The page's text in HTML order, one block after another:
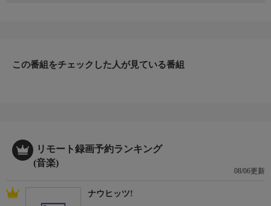
番組内容
の特等席でお楽しみいただきたい。
この番組をチェックした人が見ている番組
リモート録画予約ランキング
(音楽)
08/06更新
ナウヒッツ!